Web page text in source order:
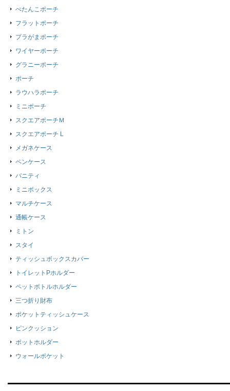
ぺたんこポーチ
フラットポーチ
プラがまポーチ
ワイヤーポーチ
グラニーポーチ
ポーチ
ラウハラポーチ
ミニポーチ
スクエアポーチＭ
スクエアポーチ L
メガネケース
ペンケース
バニティ
ミニボックス
マルチケース
通帳ケース
ミトン
スタイ
ティッシュボックスカバー
トイレットPホルダー
ペットボトルホルダー
三つ折り財布
ポケットティッシュケース
ピンクッション
ポットホルダー
ウォールポケット